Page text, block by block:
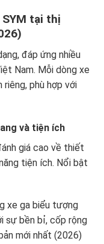
tại thị
đáp ứng nhiều
Nam. Mỗi dòng xe
phù hợp với
và tiện ích
giá cao về thiết
tiện ích. Nổi bật
xe ga biểu tượng
sự bền bỉ, cốp rộng
mới nhất (2026)